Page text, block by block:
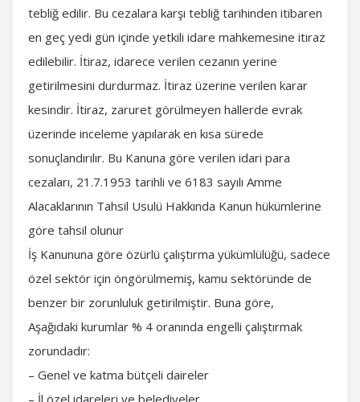
tebliğ edilir. Bu cezalara karşı tebliğ tarihinden itibaren
en geç yedi gün içinde yetkili idare mahkemesine itiraz
edilebilir. İtiraz, idarece verilen cezanın yerine
getirilmesini durdurmaz. İtiraz üzerine verilen karar
kesindir. İtiraz, zaruret görülmeyen hallerde evrak
üzerinde inceleme yapılarak en kısa sürede
sonuçlandırılır. Bu Kanuna göre verilen idari para
cezaları, 21.7.1953 tarihli ve 6183 sayılı Amme
Alacaklarının Tahsil Usulü Hakkında Kanun hükümlerine
göre tahsil olunur
İş Kanununa göre özürlü çalıştırma yükümlülüğü, sadece
özel sektör için öngörülmemiş, kamu sektöründe de
benzer bir zorunluluk getirilmiştir. Buna göre,
Aşağıdaki kurumlar % 4 oranında engelli çalıştırmak
zorundadır:
– Genel ve katma bütçeli daireler
– İl özel idareleri ve belediyeler